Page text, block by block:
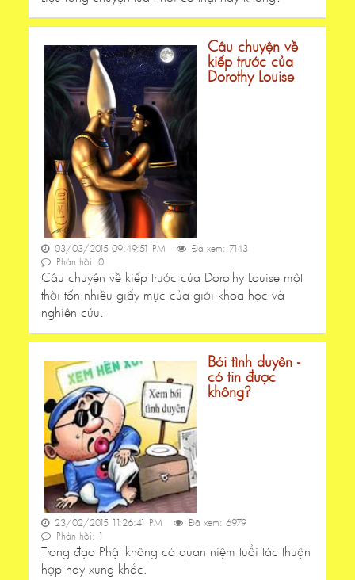
Câu chuyện về
kiếp trước của
Dorothy Louise
03/03/2015 09:49:51 PM
Đã xem: 7143
Phản hồi: 0
Câu chuyện về kiếp trước của Dorothy Louise một
thời tốn nhiều giấy mực của giới khoa học và
nghiên cứu.
Bói tình duyên -
có tin được
không?
23/02/2015 11:26:41 PM
Đã xem: 6979
Phản hồi: 1
Trong đạo Phật không có quan niệm tuổi tác thuận
hợp hay xung khắc.